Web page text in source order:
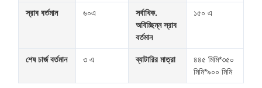
স্রাব বর্তমান ৬০এ
সর্বাধিক.
অবিচ্ছিন্ন স্রাব
বর্তমান
১৫০ এ
শেষ চার্জ বর্তমান ৩ এ ব্যাটারির মাত্রা
৪৪৫ মিমি*৩৫০
মিমি*৯০০ মিমি